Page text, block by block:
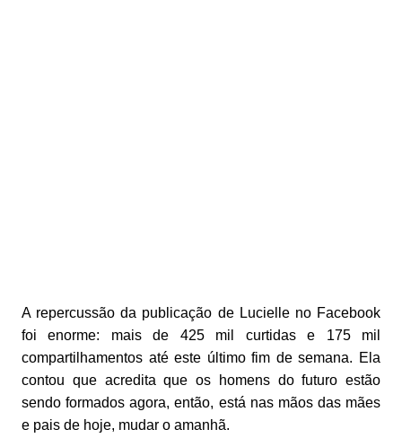
A repercussão da publicação de Lucielle no Facebook
foi enorme: mais de 425 mil curtidas e 175 mil
compartilhamentos até este último fim de semana. Ela
contou que acredita que os homens do futuro estão
sendo formados agora, então, está nas mãos das mães
e pais de hoje, mudar o amanhã.